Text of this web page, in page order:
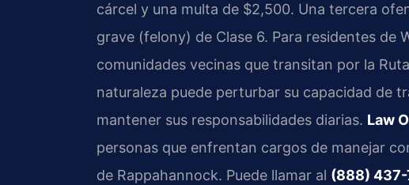
cárcel y una multa de $2,500. Una tercera
grave (felony) de Clase 6. Para residentes de
comunidades vecinas que transitan por la
naturaleza puede perturbar su capacidad de
mantener sus responsabilidades diarias. Law
personas que enfrentan cargos de manejar
de Rappahannock. Puede llamar al (888) 437-